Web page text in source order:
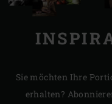
Sie möchten Ihre
erhalten?